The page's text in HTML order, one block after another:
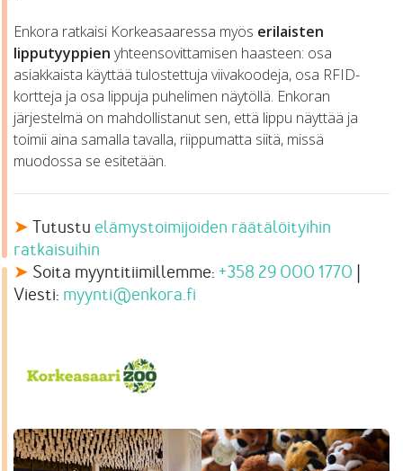
Enkora ratkaisi Korkeasaaressa myös erilaisten
lipputyyppien yhteensovittamisen haasteen: osa
asiakkaista käyttää tulostettuja viivakoodeja, osa RFID-
kortteja ja osa lippuja puhelimen näytöllä. Enkoran
järjestelmä on mahdollistanut sen, että lippu näyttää ja
toimii aina samalla tavalla, riippumatta siitä, missä
muodossa se esitetään.
➤ Tutustu elämystoimijoiden räätälöityihin
ratkaisuihin
➤ Soita myyntitiimillemme: +358 29 000 1770
Viesti: myynti@enkora.fi